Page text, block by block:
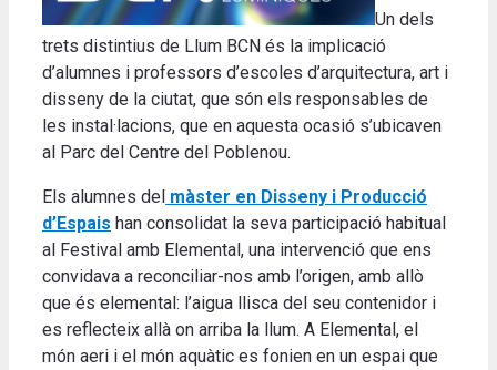
Un dels
trets distintius de Llum BCN és la implicació
d’alumnes i professors d’escoles d’arquitectura, art i
disseny de la ciutat, que són els responsables de
les instal·lacions, que en aquesta ocasió s’ubicaven
al Parc del Centre del Poblenou.
Els alumnes del màster en Disseny i Producció
d’Espais han consolidat la seva participació habitual
al Festival amb Elemental, una intervenció que ens
convidava a reconciliar-nos amb l’origen, amb allò
que és elemental: l’aigua llisca del seu contenidor i
es reflecteix allà on arriba la llum. A Elemental, el
món aeri i el món aquàtic es fonien en un espai que